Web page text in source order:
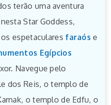
terão uma aventura
Star Goddess,
espetacularesfaraós e
Egípcios
Navegue pelo
dos Reis, o templo de
o templo de Edfu, o